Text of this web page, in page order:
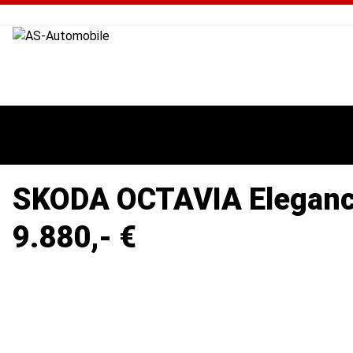
SKODA OCTAVIA
9.880,- €